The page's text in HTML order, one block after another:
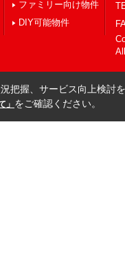
ファミリー向け物件
DIY可能物件
把握、サービス向上検討
」 をご確認ください。